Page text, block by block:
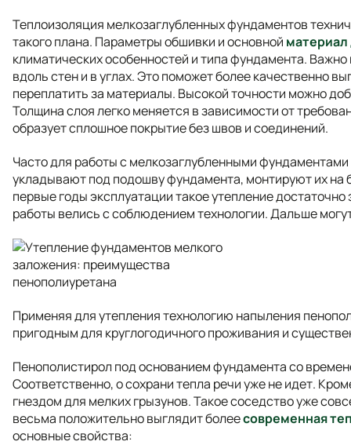
Теплоизоляция мелкозаглубленных фундаментов
такого плана. Параметры обшивки и основной материал
климатических особенностей и типа фундамента.
вдоль стен и в углах. Это поможет более качественно
переплатить за материалы. Высокой точности можно
Толщина слоя легко меняется в зависимости от
образует сплошное покрытие без швов и соединений.
Часто для работы с мелкозаглубленными
укладывают под подошву фундамента, монтируют их на
первые годы эксплуатации такое утепление
работы велись с соблюдением технологии. Дальше
Применяя для утепления технологию напыления
пригодным для круглогодичного проживания и
Пенополистирол под основанием фундамента со
Соответственно, о сохрани тепла речи уже не идет.
гнездом для мелких грызунов. Такое соседство уже
весьма положительно выглядит болеесовременная
основные свойства: